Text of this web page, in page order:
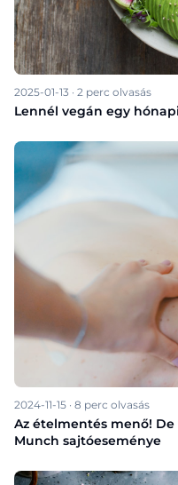
2025-01-13 · 2 perc olvasás
Lennél vegán egy
2024-11-15 · 8 perc olvasás
Az ételmentés menő!
Munch sajtóeseménye